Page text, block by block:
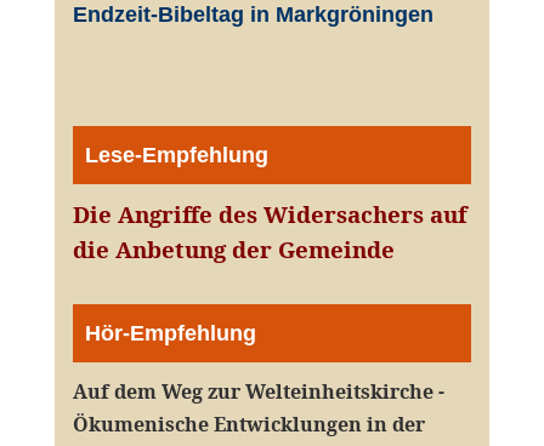
Endzeit-Bibeltag in Markgröningen
Lese-Empfehlung
Die Angriffe des Widersachers auf
die Anbetung der Gemeinde
Hör-Empfehlung
Auf dem Weg zur Welteinheitskirche -
Ökumenische Entwicklungen in der